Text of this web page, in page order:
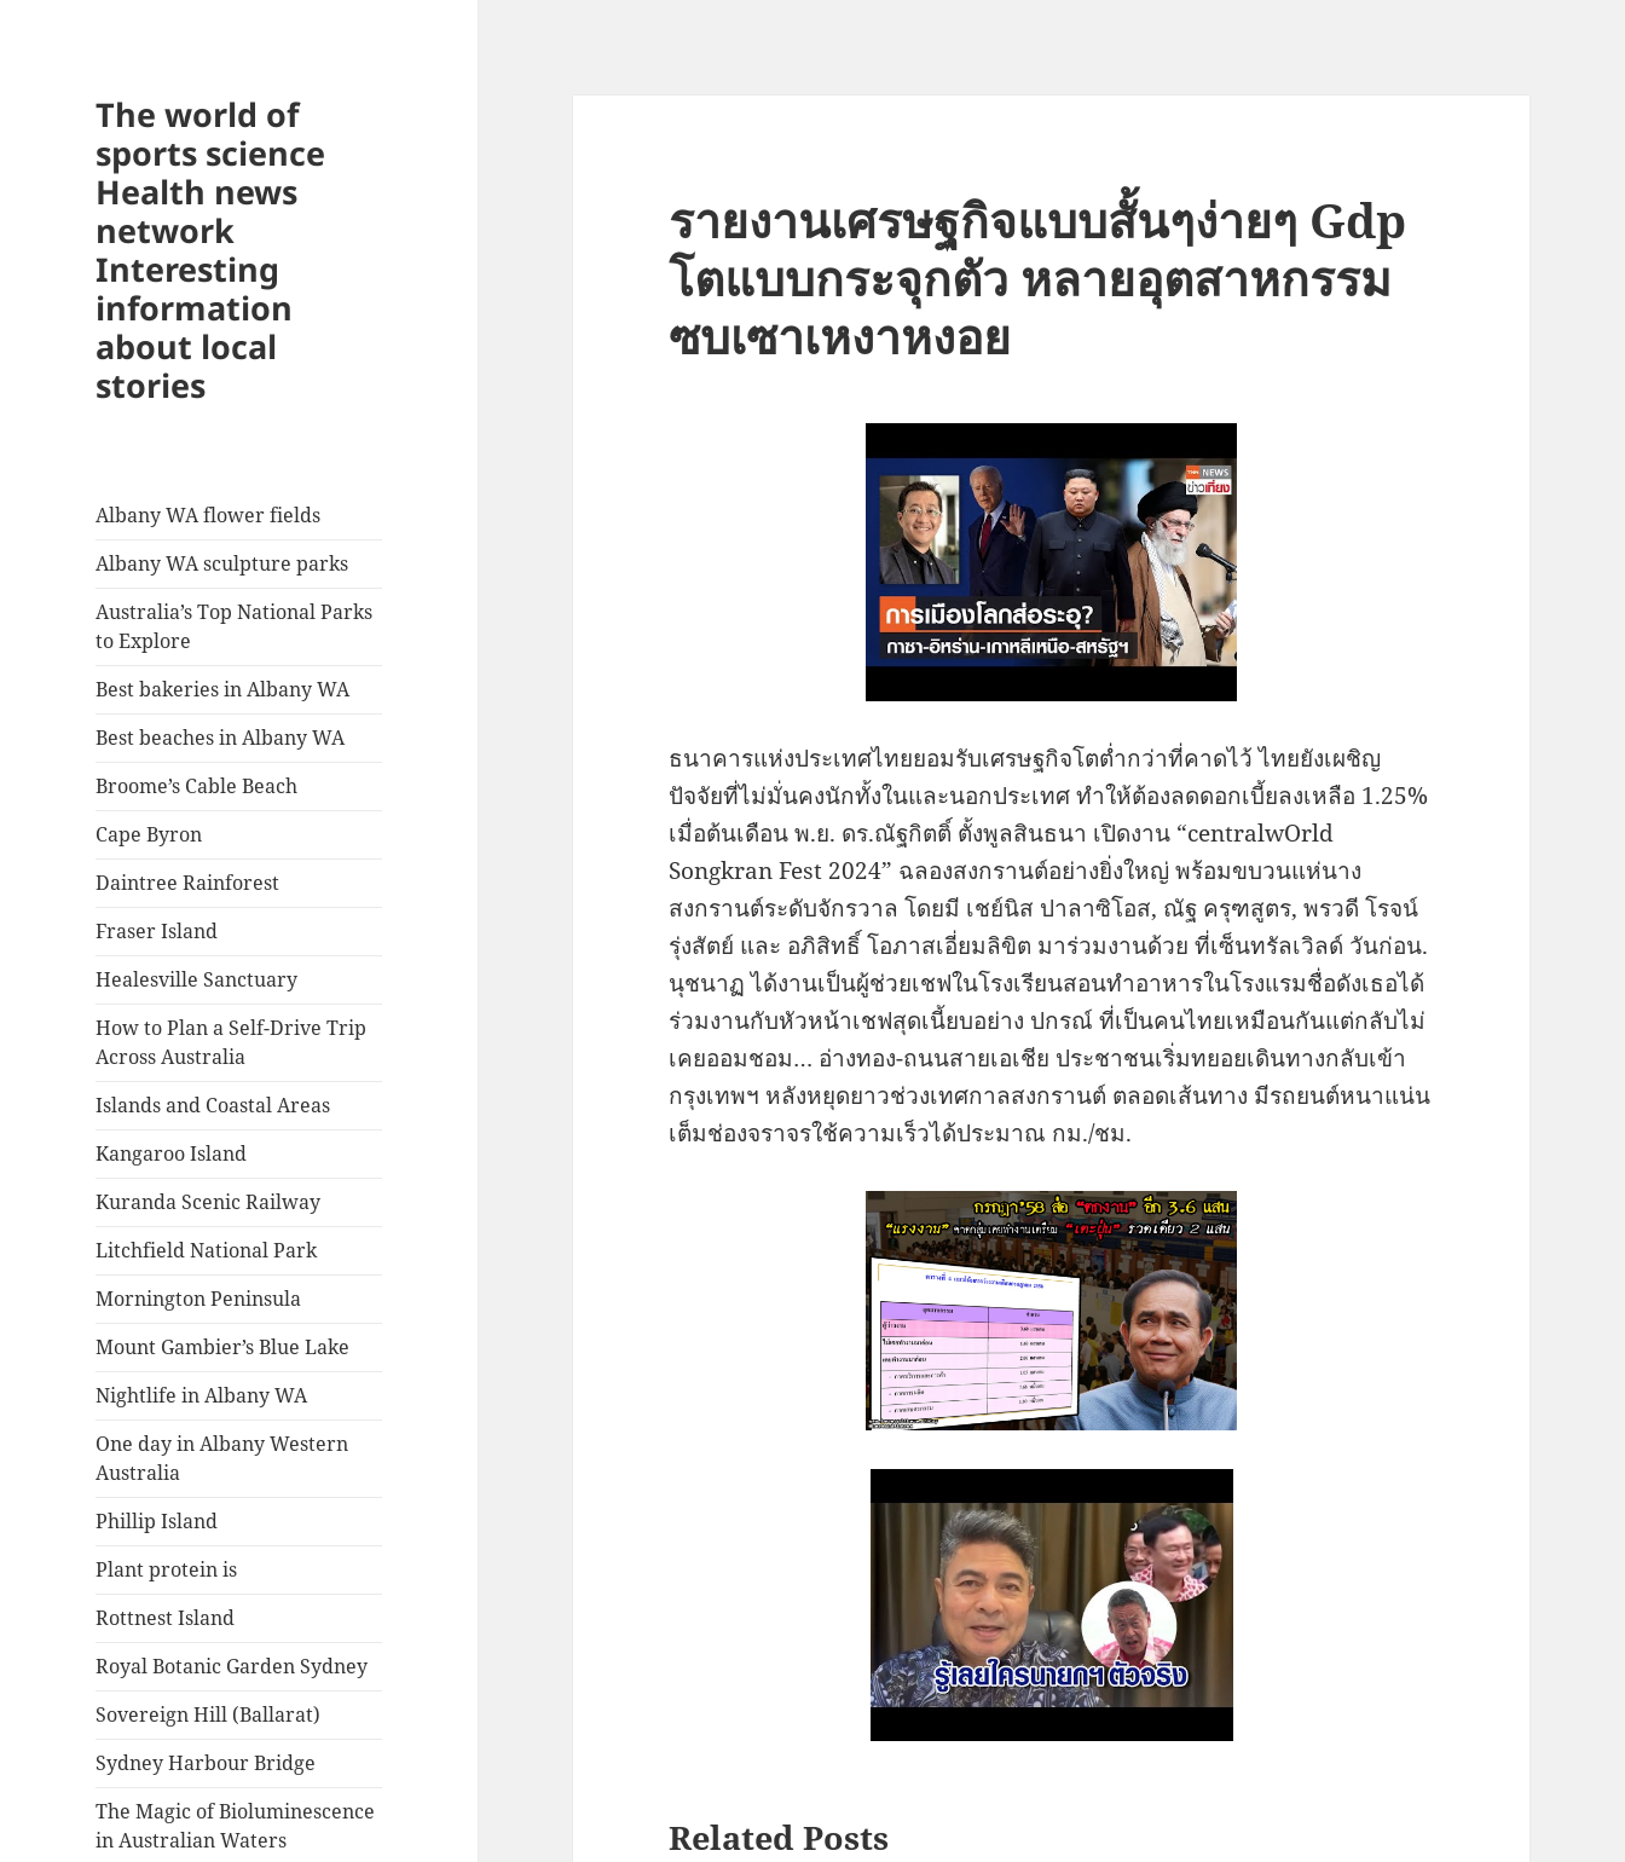
The world of
sports science
Health news
network
Interesting
information
about local
stories
Albany WA flower fields
Albany WA sculpture parks
Australia’s Top National Parks
to Explore
Best bakeries in Albany WA
Best beaches in Albany WA
Broome’s Cable Beach
Cape Byron
Daintree Rainforest
Fraser Island
Healesville Sanctuary
How to Plan a Self-Drive Trip
Across Australia
Islands and Coastal Areas
Kangaroo Island
Kuranda Scenic Railway
Litchfield National Park
Mornington Peninsula
Mount Gambier’s Blue Lake
Nightlife in Albany WA
One day in Albany Western
Australia
Phillip Island
Plant protein is
Rottnest Island
Royal Botanic Garden Sydney
Sovereign Hill (Ballarat)
Sydney Harbour Bridge
The Magic of Bioluminescence
in Australian Waters
รายงานเศรษฐกิจแบบสั้นๆง่ายๆ Gdp
โตแบบกระจุกตัว หลายอุตสาหกรรม
ซบเซาเหงาหงอย
ธนาคารแห่งประเทศไทยยอมรับเศรษฐกิจโตต่ำกว่าที่คาดไว้ ไทยยังเผชิญ
ปัจจัยที่ไม่มั่นคงนักทั้งในและนอกประเทศ ทำให้ต้องลดดอกเบี้ยลงเหลือ 1.25%
เมื่อต้นเดือน พ.ย. ดร.ณัฐกิตติ์ ตั้งพูลสินธนา เปิดงาน “centralwOrld
Songkran Fest 2024” ฉลองสงกรานต์อย่างยิ่งใหญ่ พร้อมขบวนแห่นาง
สงกรานต์ระดับจักรวาล โดยมี เชย์นิส ปาลาซิโอส, ณัฐ ครุฑสูตร, พรวดี โรจน์
รุ่งสัตย์ และ อภิสิทธิ์ โอภาสเอี่ยมลิขิต มาร่วมงานด้วย ที่เซ็นทรัลเวิลด์ วันก่อน.
นุชนาฏ ได้งานเป็นผู้ช่วยเชฟในโรงเรียนสอนทําอาหารในโรงแรมชื่อดังเธอได้
ร่วมงานกับหัวหน้าเชฟสุดเนี้ยบอย่าง ปกรณ์ ที่เป็นคนไทยเหมือนกันแต่กลับไม่
เคยออมชอม… อ่างทอง-ถนนสายเอเชีย ประชาชนเริ่มทยอยเดินทางกลับเข้า
กรุงเทพฯ หลังหยุดยาวช่วงเทศกาลสงกรานต์ ตลอดเส้นทาง มีรถยนต์หนาแน่น
เต็มช่องจราจรใช้ความเร็วได้ประมาณ กม./ชม.
Related Posts